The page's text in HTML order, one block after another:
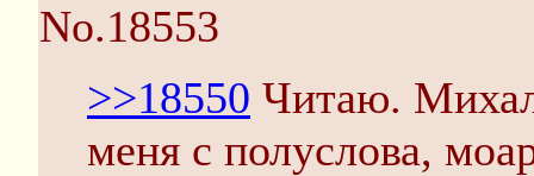
No.18553
>>18550 Читаю.
меня с полуслова,